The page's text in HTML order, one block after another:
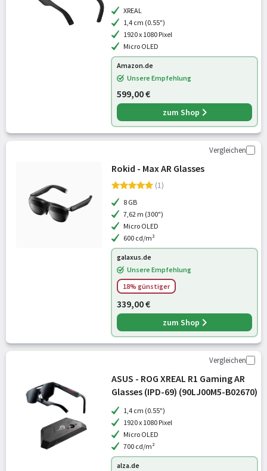
Glass für iPhone 17/16,
XREAL
1,4 cm (0.55")
1920 x 1080 Pixel
Micro OLED
Amazon.de
Unsere Empfehlung
599,00 €
zum Shop
Vergleichen
Rokid - Max AR Glasses
(1)
8 GB
7,62 m (300")
Micro OLED
600 cd/m²
galaxus.de
Unsere Empfehlung
18% günstiger
339,00 €
zum Shop
Vergleichen
ASUS - ROG XREAL R1 Gaming AR
Glasses (IPD-69) (90LJ00M5-B02670)
1,4 cm (0.55")
1920 x 1080 Pixel
Micro OLED
700 cd/m²
alza.de